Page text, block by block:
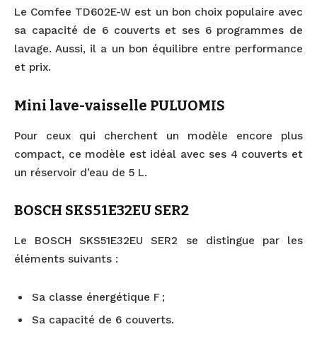
Le Comfee TD602E-W est un bon choix populaire avec
sa capacité de 6 couverts et ses 6 programmes de
lavage. Aussi, il a un bon équilibre entre performance
et prix.
Mini lave-vaisselle PULUOMIS
Pour ceux qui cherchent un modèle encore plus
compact, ce modèle est idéal avec ses 4 couverts et
un réservoir d’eau de 5 L.
BOSCH SKS51E32EU SER2
Le BOSCH SKS51E32EU SER2 se distingue par les
éléments suivants :
Sa classe énergétique F ;
Sa capacité de 6 couverts.